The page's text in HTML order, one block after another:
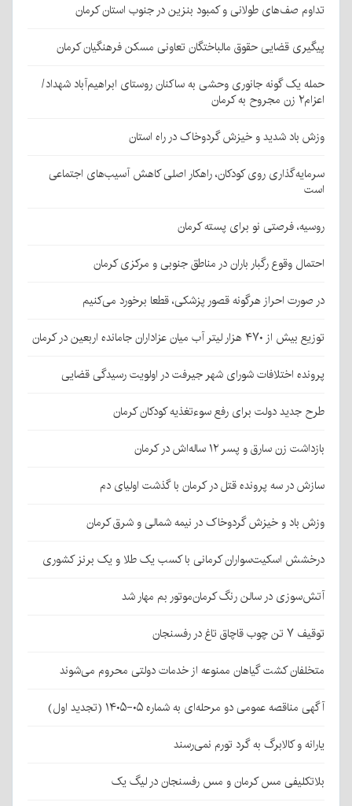
تداوم صف‌های طولانی و کمبود بنزین در جنوب استان کرمان
پیگیری قضایی حقوق مالباختگان تعاونی مسکن فرهنگیان کرمان
حمله یک گونه جانوری وحشی به ساکنان روستای ابراهیم‌آباد شهداد/
اعزام۲ زن مجروح به کرمان
وزش باد شدید و خیزش گردوخاک در راه استان
سرمایه‌گذاری روی کودکان، راهکار اصلی کاهش آسیب‌های اجتماعی
است
روسیه، فرصتی نو برای پسته کرمان
احتمال وقوع رگبار باران در مناطق جنوبی و مرکزی کرمان
در صورت احراز هرگونه قصور پزشکی، قطعا برخورد می‌کنیم
توزیع بیش از ۴۷۰ هزار لیتر آب میان عزاداران جامانده اربعین در کرمان
پرونده اختلافات شورای شهر جیرفت در اولویت رسیدگی قضایی
طرح جدید دولت برای رفع سوءتغذیه کودکان کرمان
بازداشت زن سارق و پسر ۱۲ ساله‌اش در کرمان
سازش در سه پرونده قتل در کرمان با گذشت اولیای دم
وزش باد و خیزش گردوخاک در نیمه شمالی و شرق کرمان
درخشش اسکیت‌سواران کرمانی با کسب یک طلا و یک برنز کشوری
آتش‌سوزی در سالن رنگ کرمان‌موتور بم مهار شد
توقیف ۷ تن چوب قاچاق تاغ در رفسنجان
متخلفان کشت گیاهان ممنوعه از خدمات دولتی محروم می‌شوند
آگهی مناقصه عمومی دو مرحله‌ای به شماره ۰۵-۱۴۰۵ (تجدید اول)
یارانه و کالابرگ به گرد تورم نمی‌رسند
بلاتکلیفی مس کرمان و مس رفسنجان در لیگ یک